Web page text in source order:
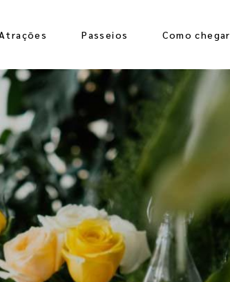
Passeios Como chegar